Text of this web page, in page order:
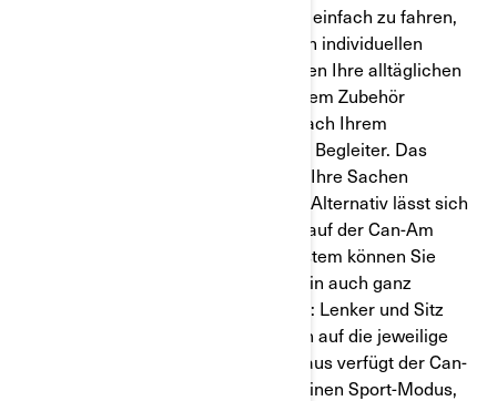
Unsere Can-Am Ryker sind nicht nur einfach zu fahren,
sondern lassen sich auch leicht Ihren individuellen
Bedürfnissen anpassen. Damit werden Ihre alltäglichen
Strecken zum Kinderspiel. Mit unserem Zubehör
verwandeln Sie Ihr Fahrzeug ganz nach Ihrem
individuellen Bedarf in den perfekten Begleiter. Das
Topcase der Can-Am Ryker bewahrt Ihre Sachen
tagsüber oder unterwegs sicher auf. Alternativ lässt sich
im Handumdrehen ein Beifahrersitz auf der Can-Am
Ryker montieren. Dank dem UFit-System können Sie
Ihrem Mitfahrer oder Ihrer Mitfahrerin auch ganz
unkompliziert das Steuer überlassen: Lenker und Sitz
lassen sich in nur wenigen Sekunden auf die jeweilige
Körpergröße einstellen! Darüber hinaus verfügt der Can-
Am Ryker 900 über einen Eco- und einen Sport-Modus,